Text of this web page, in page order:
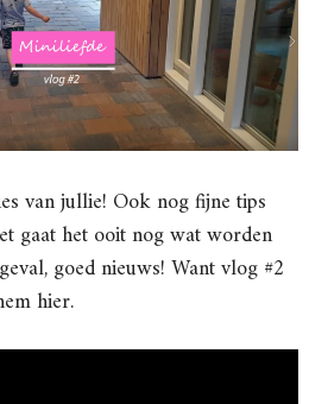
van jullie! Ook nog fijne tips
gaat het ooit nog wat worden
goed nieuws! Want vlog #2
hier.